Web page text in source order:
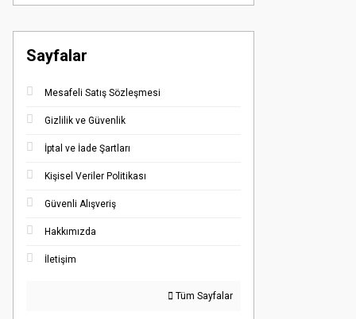
Sayfalar
Mesafeli Satış Sözleşmesi
Gizlilik ve Güvenlik
İptal ve İade Şartları
Kişisel Veriler Politikası
Güvenli Alışveriş
Hakkımızda
İletişim
Tüm Sayfalar